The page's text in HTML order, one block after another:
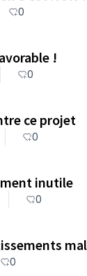
0
!
0
ce projet
0
inutile
0
0